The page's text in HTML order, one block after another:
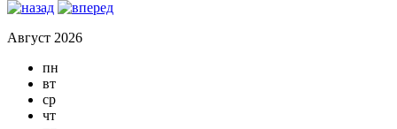
Август 2026
пн
вт
ср
чт